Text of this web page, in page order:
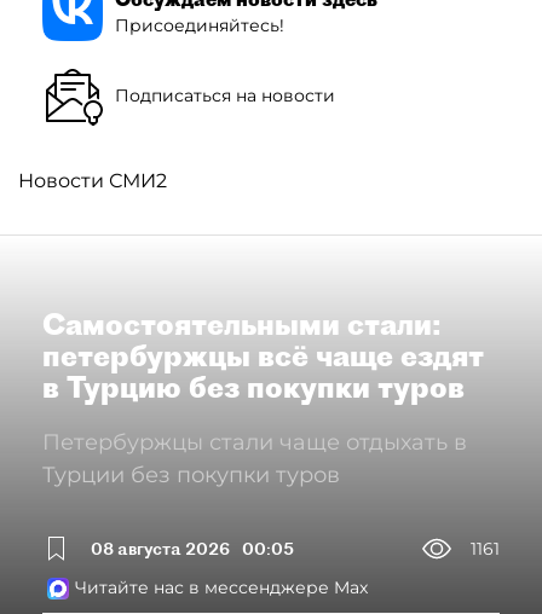
Присоединяйтесь!
Подписаться на новости
Новости СМИ2
Самостоятельными стали:
петербуржцы всё чаще ездят
в Турцию без покупки туров
Петербуржцы стали чаще отдыхать в
Турции без покупки туров
08 августа 2026 00:05
1161
Читайте нас в мессенджере Max